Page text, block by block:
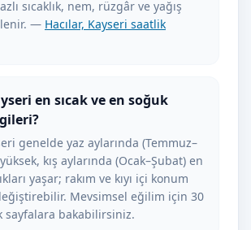
sıcaklık, nem, rüzgâr ve yağış
— Hacılar, Kayseri saatlik
en sıcak ve en soğuk
genelde yaz aylarında (Temmuz–
kış aylarında (Ocak–Şubat) en
yaşar; rakım ve kıyı içi konum
Mevsimsel eğilim için 30
sayfalara bakabilirsiniz.